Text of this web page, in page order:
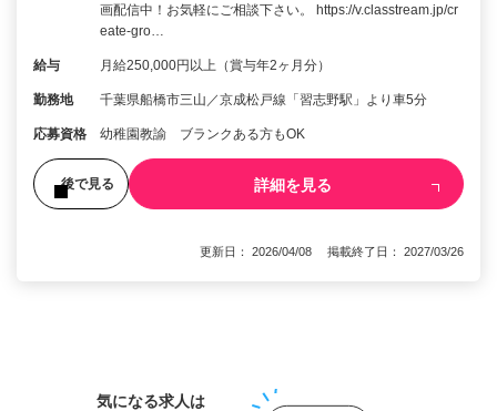
画配信中！お気軽にご相談下さい。 https://v.classtream.jp/cr
eate-gro…
給与 月給250,000円以上（賞与年2ヶ月分）
勤務地 千葉県船橋市三山／京成松戸線「習志野駅」より車5分
応募資格 幼稚園教諭 ブランクある方もOK
後で見る 詳細を見る
更新日： 2026/04/08 掲載終了日： 2027/03/26
気になる求人は